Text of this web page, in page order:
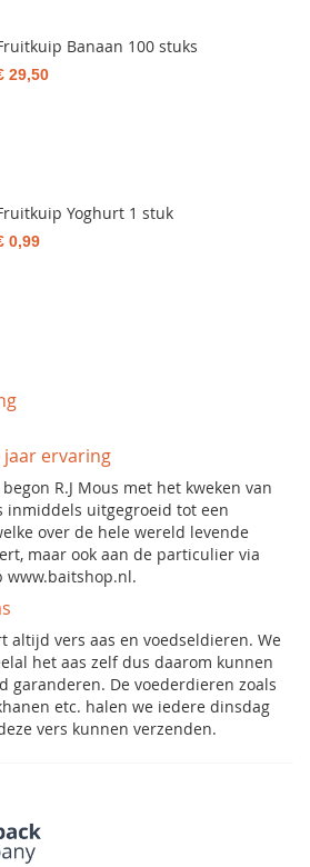
jaar ervaring
R.J Mous met het kweken van
inmiddels uitgegroeid tot een
over de hele wereld levende
maar ook aan de particulier via
www.baitshop.nl.
altijd vers aas en voedseldieren. We
het aas zelf dus daarom kunnen
garanderen. De voederdieren zoals
etc. halen we iedere dinsdag
vers kunnen verzenden.
Banaan 100 stuks
29,50
Yoghurt 1 stuk
0,99